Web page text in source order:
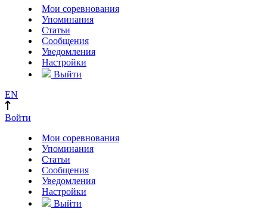
Мои соревнования
Упоминания
Статьи
Сообщения
Уведомления
Настройки
Выйти
EN
Войти
Мои соревнования
Упоминания
Статьи
Сообщения
Уведомления
Настройки
Выйти